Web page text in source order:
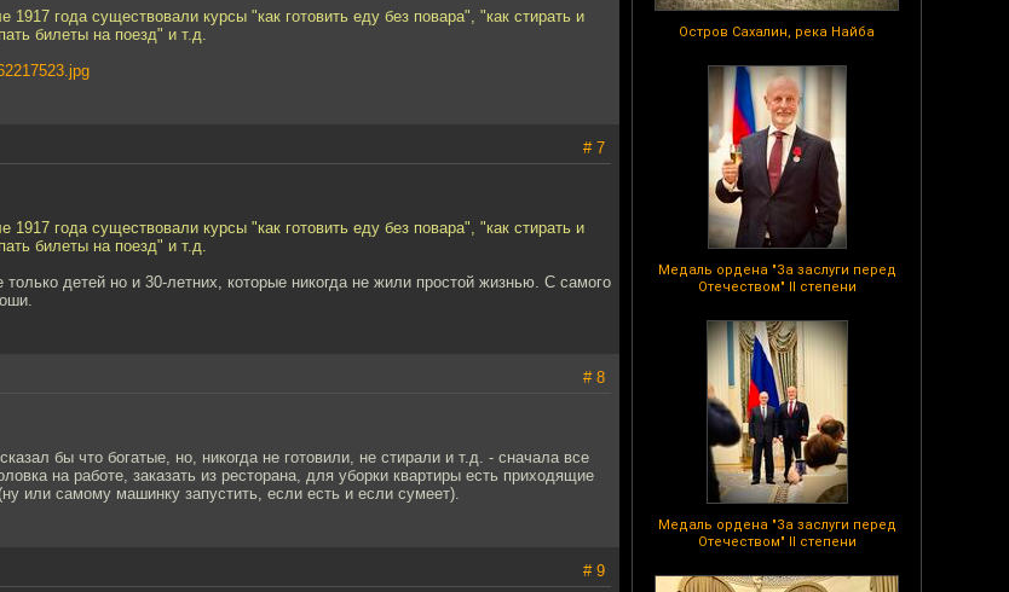
Остров Сахалин, река Найба
Медаль ордена "За заслуги перед
Отечеством" II степени
Медаль ордена "За заслуги перед
Отечеством" II степени
года существовали курсы "как готовить еду без повара", "как стирать и
билеты на поезд" и т.д.
# 7
года существовали курсы "как готовить еду без повара", "как стирать и
билеты на поезд" и т.д.
только детей но и 30-летних, которые никогда не жили простой жизнью. С самого
# 8
бы что богатые, но, никогда не готовили, не стирали и т.д. - сначала все
на работе, заказать из ресторана, для уборки квартиры есть приходящие
или самому машинку запустить, если есть и если сумеет).
# 9